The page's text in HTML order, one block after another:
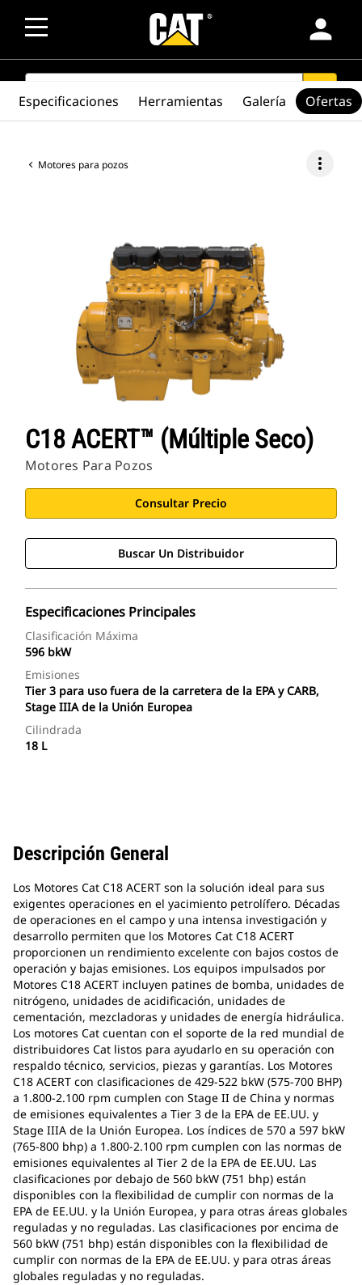
person
SEARCH search
Motores para pozos more_vert
C18 ACERT™ (múltiple Seco)
Motores Para Pozos
Consultar Precio
Buscar Un Distribuidor
Especificaciones Principales
Clasificación Máxima
596 bkW
Emisiones
Tier 3 para uso fuera de la carretera de la EPA y CARB,
Stage IIIA de la Unión Europea
Cilindrada
18 L
Especificaciones Herramientas Galería Ofertas
Descripción General
Los Motores Cat C18 ACERT son la solución ideal para sus
exigentes operaciones en el yacimiento petrolífero. Décadas
de operaciones en el campo y una intensa investigación y
desarrollo permiten que los Motores Cat C18 ACERT
proporcionen un rendimiento excelente con bajos costos de
operación y bajas emisiones. Los equipos impulsados por
Motores C18 ACERT incluyen patines de bomba, unidades de
nitrógeno, unidades de acidificación, unidades de
cementación, mezcladoras y unidades de energía hidráulica.
Los motores Cat cuentan con el soporte de la red mundial de
distribuidores Cat listos para ayudarlo en su operación con
respaldo técnico, servicios, piezas y garantías. Los Motores
C18 ACERT con clasificaciones de 429-522 bkW (575-700 BHP)
a 1.800-2.100 rpm cumplen con Stage II de China y normas
de emisiones equivalentes a Tier 3 de la EPA de EE.UU. y
Stage IIIA de la Unión Europea. Los índices de 570 a 597 bkW
(765-800 bhp) a 1.800-2.100 rpm cumplen con las normas de
emisiones equivalentes al Tier 2 de la EPA de EE.UU. Las
clasificaciones por debajo de 560 bkW (751 bhp) están
disponibles con la flexibilidad de cumplir con normas de la
EPA de EE.UU. y la Unión Europea, y para otras áreas globales
reguladas y no reguladas. Las clasificaciones por encima de
560 bkW (751 bhp) están disponibles con la flexibilidad de
cumplir con normas de la EPA de EE.UU. y para otras áreas
globales reguladas y no reguladas.